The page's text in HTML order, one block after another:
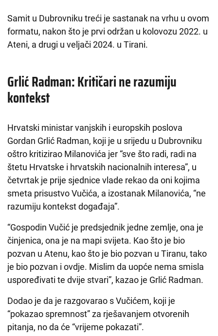
Samit u Dubrovniku treći je sastanak na vrhu u ovom
formatu, nakon što je prvi održan u kolovozu 2022. u
Ateni, a drugi u veljači 2024. u Tirani.
Grlić Radman: Kritičari ne razumiju
kontekst
Hrvatski ministar vanjskih i europskih poslova
Gordan Grlić Radman, koji je u srijedu u Dubrovniku
oštro kritizirao Milanovića jer “sve što radi, radi na
štetu Hrvatske i hrvatskih nacionalnih interesa”, u
četvrtak je prije sjednice vlade rekao da oni kojima
smeta prisustvo Vučića, a izostanak Milanovića, “ne
razumiju kontekst događaja”.
“Gospodin Vučić je predsjednik jedne zemlje, ona je
činjenica, ona je na mapi svijeta. Kao što je bio
pozvan u Atenu, kao što je bio pozvan u Tiranu, tako
je bio pozvan i ovdje. Mislim da uopće nema smisla
uspoređivati te dvije stvari”, kazao je Grlić Radman.
Dodao je da je razgovarao s Vučićem, koji je
“pokazao spremnost” za rješavanjem otvorenih
pitanja, no da će “vrijeme pokazati”.